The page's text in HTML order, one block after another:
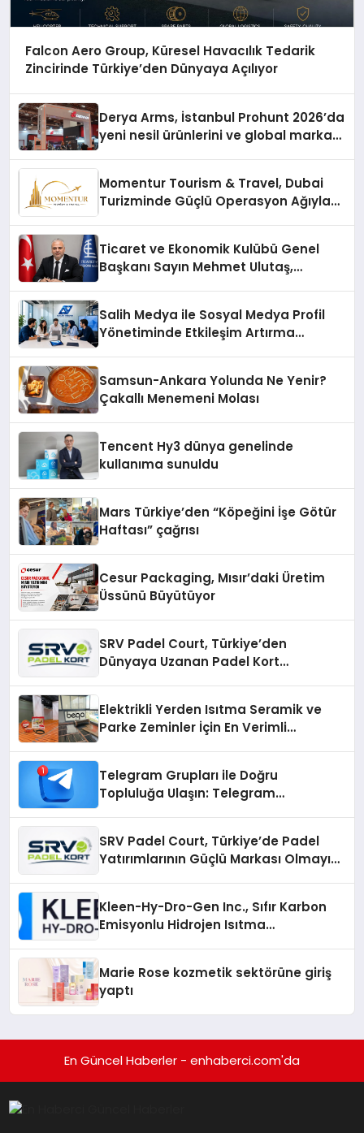
Falcon Aero Group, Küresel Havacılık Tedarik
Zincirinde Türkiye’den Dünyaya Açılıyor
Derya Arms, İstanbul Prohunt 2026’da
yeni nesil ürünlerini ve global marka
Momentur Tourism & Travel, Dubai
Turizminde Güçlü Operasyon Ağıyla
Ticaret ve Ekonomik Kulübü Genel
Başkanı Sayın Mehmet Ulutaş,
Salih Medya ile Sosyal Medya Profil
Yönetiminde Etkileşim Artırma
Samsun-Ankara Yolunda Ne Yenir?
Çakallı Menemeni Molası
Tencent Hy3 dünya genelinde
kullanıma sunuldu
Mars Türkiye’den “Köpeğini İşe Götür
Haftası” çağrısı
Cesur Packaging, Mısır’daki Üretim
Üssünü Büyütüyor
SRV Padel Court, Türkiye’den
Dünyaya Uzanan Padel Kort
Elektrikli Yerden Isıtma Seramik ve
Parke Zeminler İçin En Verimli
Telegram Grupları ile Doğru
Topluluğa Ulaşın: Telegram
SRV Padel Court, Türkiye’de Padel
Yatırımlarının Güçlü Markası Olmayı
Kleen-Hy-Dro-Gen Inc., Sıfır Karbon
Emisyonlu Hidrojen Isıtma
Marie Rose kozmetik sektörüne giriş
yaptı
En Güncel Haberler - enhaberci.com'da